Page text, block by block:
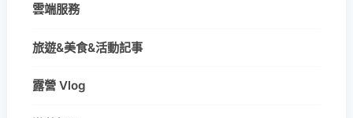
雲端服務
旅遊&美食&活動記事
露營 Vlog